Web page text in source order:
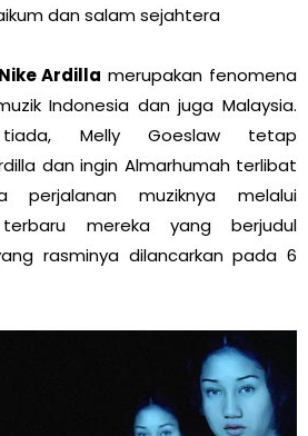
dan salam sejahtera
Nike Ardilla merupakan fenomena
Indonesia dan juga Malaysia.
Melly Goeslaw tetap
dan ingin Almarhumah terlibat
perjalanan muziknya melalui
mereka yang berjudul
rasminya dilancarkan pada 6